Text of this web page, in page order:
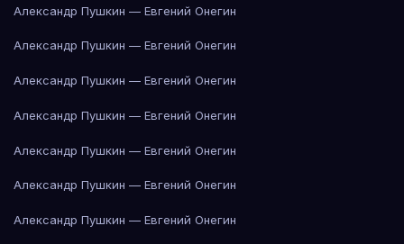
Александр Пушкин — Евгений Онегин
Александр Пушкин — Евгений Онегин
Александр Пушкин — Евгений Онегин
Александр Пушкин — Евгений Онегин
Александр Пушкин — Евгений Онегин
Александр Пушкин — Евгений Онегин
Александр Пушкин — Евгений Онегин